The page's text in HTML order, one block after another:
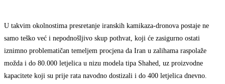
U takvim okolnostima presretanje iranskih kamikaza-dronova postaje ne
samo teško već i nepodnošljivo skup pothvat, koji će zasigurno ostati
iznimno problematičan temeljem procjena da Iran u zalihama raspolaže
možda i do 80.000 letjelica u nizu modela tipa Shahed, uz proizvodne
kapacitete koji su prije rata navodno dostizali i do 400 letjelica dnevno.